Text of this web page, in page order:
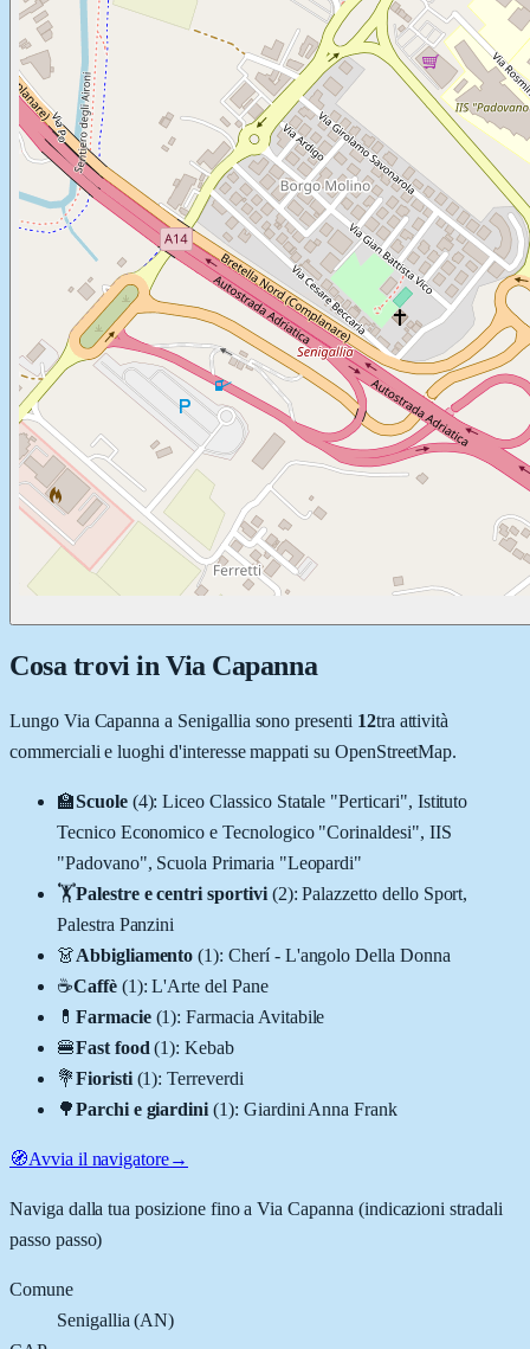
Cosa trovi in Via Capanna
Lungo Via Capanna a Senigallia sono presenti 12tra attività
commerciali e luoghi d'interesse mappati su OpenStreetMap.
🏫Scuole (4):Liceo Classico Statale "Perticari", Istituto
Tecnico Economico e Tecnologico "Corinaldesi", IIS
"Padovano", Scuola Primaria "Leopardi"
🏋️Palestre e centri sportivi (2):Palazzetto dello Sport,
Palestra Panzini
👗Abbigliamento (1):Cherí - L'angolo Della Donna
☕Caffè (1):L'Arte del Pane
💊 Farmacie (1):Farmacia Avitabile
🍔Fast food (1):Kebab
💐Fioristi (1):Terreverdi
🌳Parchi e giardini (1): Giardini Anna Frank
🧭Avvia il navigatore→
Naviga dalla tua posizione fino aVia Capanna (indicazioni stradali
passo passo)
Comune
Senigallia (AN)